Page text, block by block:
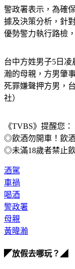
警政署表示，為確
據及決策分析，針
優勢警力執行路檢
台中方姓男子5日
瀚的母親，方男肇
死罪嫌聲押方男，
社）
《TVBS》提醒您：
◎飲酒勿開車！飲
◎未滿18歲者禁止
酒駕
車禍
喝酒
警政署
母親
黃暐瀚
◤放假去哪玩？◢